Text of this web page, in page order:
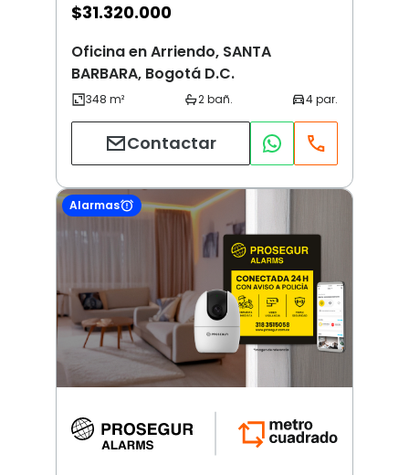
$31.320.000
Oficina en Arriendo, SANTA
BARBARA, Bogotá D.C.
Contactar
Alarmas